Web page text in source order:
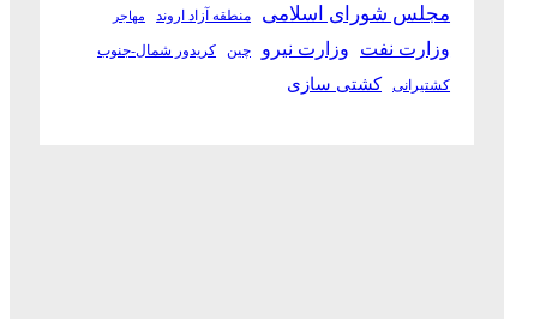
مجلس شورای اسلامی منطقه آزاد اروند مهاجر
وزارت نفت وزارت نیرو چین کریدور شمال-جنوب
کشتیرانی کشتی سازی